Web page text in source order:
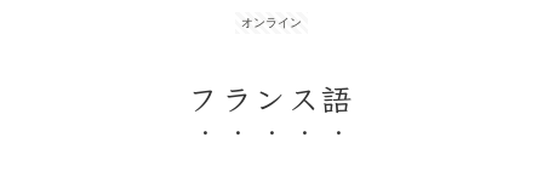
オンライン
フランス語